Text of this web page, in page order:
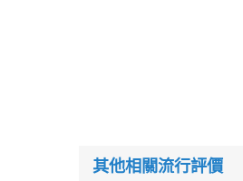
其他相關流行評價